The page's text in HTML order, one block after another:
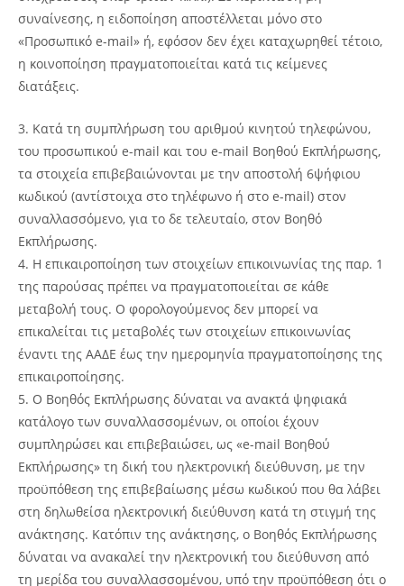
συναίνεσης, η ειδοποίηση αποστέλλεται μόνο στο
«Προσωπικό e-mail» ή, εφόσον δεν έχει καταχωρηθεί τέτοιο,
η κοινοποίηση πραγματοποιείται κατά τις κείμενες
διατάξεις.
Κατά τη συμπλήρωση του αριθμού κινητού τηλεφώνου,
του προσωπικού e-mail και του e-mail Βοηθού Εκπλήρωσης,
τα στοιχεία επιβεβαιώνονται με την αποστολή 6ψήφιου
κωδικού (αντίστοιχα στο τηλέφωνο ή στο e-mail) στον
συναλλασσόμενο, για το δε τελευταίο, στον Βοηθό
Εκπλήρωσης.
Η επικαιροποίηση των στοιχείων επικοινωνίας της παρ. 1
της παρούσας πρέπει να πραγματοποιείται σε κάθε
μεταβολή τους. Ο φορολογούμενος δεν μπορεί να
επικαλείται τις μεταβολές των στοιχείων επικοινωνίας
έναντι της ΑΑΔΕ έως την ημερομηνία πραγματοποίησης της
επικαιροποίησης.
Ο Βοηθός Εκπλήρωσης δύναται να ανακτά ψηφιακά
κατάλογο των συναλλασσομένων, οι οποίοι έχουν
συμπληρώσει και επιβεβαιώσει, ως «e-mail Βοηθού
Εκπλήρωσης» τη δική του ηλεκτρονική διεύθυνση, με την
προϋπόθεση της επιβεβαίωσης μέσω κωδικού που θα λάβει
στη δηλωθείσα ηλεκτρονική διεύθυνση κατά τη στιγμή της
ανάκτησης. Κατόπιν της ανάκτησης, ο Βοηθός Εκπλήρωσης
δύναται να ανακαλεί την ηλεκτρονική του διεύθυνση από
τη μερίδα του συναλλασσομένου, υπό την προϋπόθεση ότι ο